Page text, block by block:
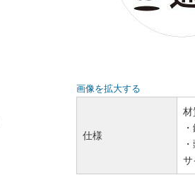
画像を拡大する
仕様